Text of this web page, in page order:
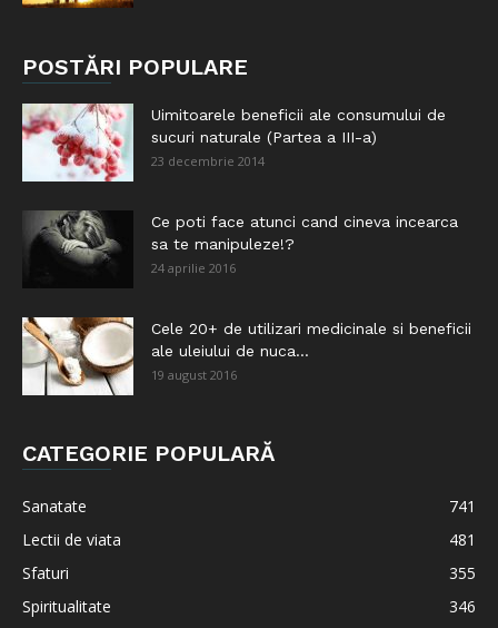
POSTĂRI POPULARE
Uimitoarele beneficii ale consumului de
sucuri naturale (Partea a III-a)
23 decembrie 2014
Ce poti face atunci cand cineva incearca
sa te manipuleze!?
24 aprilie 2016
Cele 20+ de utilizari medicinale si beneficii
ale uleiului de nuca...
19 august 2016
CATEGORIE POPULARĂ
Sanatate
741
Lectii de viata
481
Sfaturi
355
Spiritualitate
346